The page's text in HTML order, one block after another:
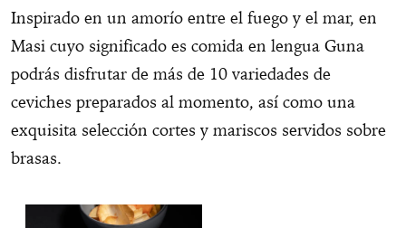
Inspirado en un amorío entre el fuego y el mar, en
Masi cuyo significado es comida en lengua Guna
podrás disfrutar de más de 10 variedades de
ceviches preparados al momento, así como una
exquisita selección cortes y mariscos servidos sobre
brasas.